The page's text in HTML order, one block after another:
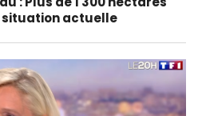
situation actuelle